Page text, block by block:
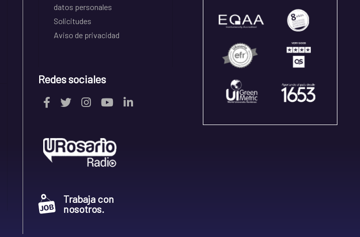
datos personales
Solicitudes
Aviso de privacidad
Redes sociales
Trabaja con
nosotros.